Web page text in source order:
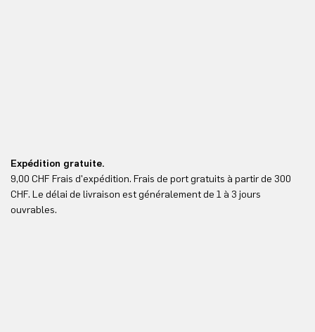
Expédition gratuite.
9,00 CHF Frais d'expédition. Frais de port gratuits à partir de 300
CHF. Le délai de livraison est généralement de 1 à 3 jours
ouvrables.